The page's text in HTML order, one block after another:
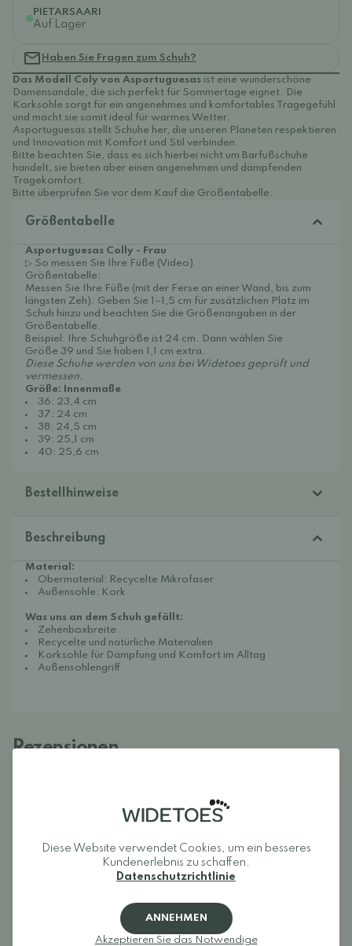
PIETARSAARI
Auf Lager
Haben Sie Fragen zum Schuh?
Das Modell Coly von Asportuguesas ist eine wunderschöne
Damensandale, die sich perfekt für Sommertage eignet. Die
Korksohle sorgt für ein angenehmes und komfortables Tragegefühl
und macht sie somit ideal für warmes Wetter.
Asportuguesas stellt Schuhe her, die unseren Planeten respektieren
und Innovation mit Komfort und Stil verbinden.
Bitte beachten Sie, dass es sich hierbei nicht um Barfußschuhe
handelt, sie bieten aber einen angenehmen und dämpfenden
Tragekomfort.
Bitte überprüfen Sie vor dem Kauf die Größentabelle.
Größentabelle
Asportuguesas Colly - Frau
▷ So messen Sie Ihre Füße (Video)
Größentabelle:
Messen Sie Ihre Füße (mit der Ferse an einer Wand, bis zum
längsten Zeh). Geben Sie 1–1,5 cm für zusätzlichen Platz im
Schuh hinzu und beachten Sie die Größenangaben in der
Größentabelle.
Beispiel: Ihre Schuhgröße ist 24 cm. Dann wählen Sie
Größe 39 und Sie haben 1,1 cm extra.
Diese Schuhe werden von uns bei Widetoes geprüft und
vermessen.
Größe: Innenmaße
36: 23,4 cm
37: 24 cm
38: 24,5 cm
39: 25,1 cm
40: 25,6 cm
Bestellhinweise
Beschreibung
Material:
Obermaterial: Recycelte Mikrofaser
Außensohle: Kork
Was uns an dem Schuh gefällt:
Zehenboxbreite
Recycelte und natürliche Materialien
Korksohle für Dämpfung und Komfort im Alltag
Außensohlengriff
Rezensionen
EINLOGGEN
Bewertungen vor.
Melden Sie sich an und
bewerten Sie das Produkt.
Diese Website verwendet Cookies, um ein besseres
Kundenerlebnis zu schaffen.
Datenschutzrichtlinie
ANNEHMEN
Akzeptieren Sie das Notwendige